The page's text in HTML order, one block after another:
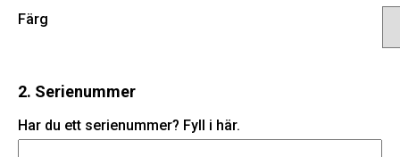
Färg
2. Serienummer
Har du ett serienummer? Fyll i här.